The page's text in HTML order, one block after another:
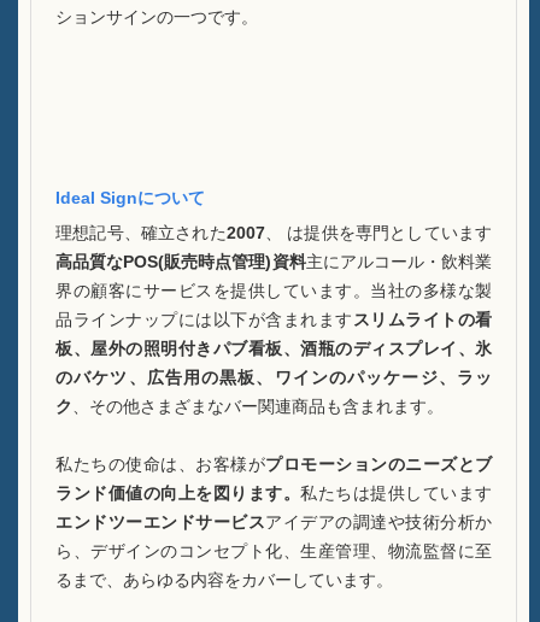
ケースBのLEDアイスバケツ
ケースA酒瓶ディスプレイ
FAQ
ニュース
ションサインの一つです。
Ideal Signについて
理想記号、確立された2007、 は提供を専門としています
高品質なPOS(販売時点管理)資料主にアルコール・飲料業
界の顧客にサービスを提供しています。当社の多様な製
品ラインナップには以下が含まれます スリムライトの看
板、屋外の照明付きパブ看板、酒瓶のディスプレイ、氷
のバケツ、広告用の黒板、ワインのパッケージ、ラッ
ク
、その他さまざまなバー関連商品も含まれます。
私たちの使命は、お客様がプロモーションのニーズとブ
ランド価値の向上を図ります。 私たちは提供しています
エンドツーエンドサービスアイデアの調達や技術分析か
ら、デザインのコンセプト化、生産管理、物流監督に至
るまで、あらゆる内容をカバーしています。